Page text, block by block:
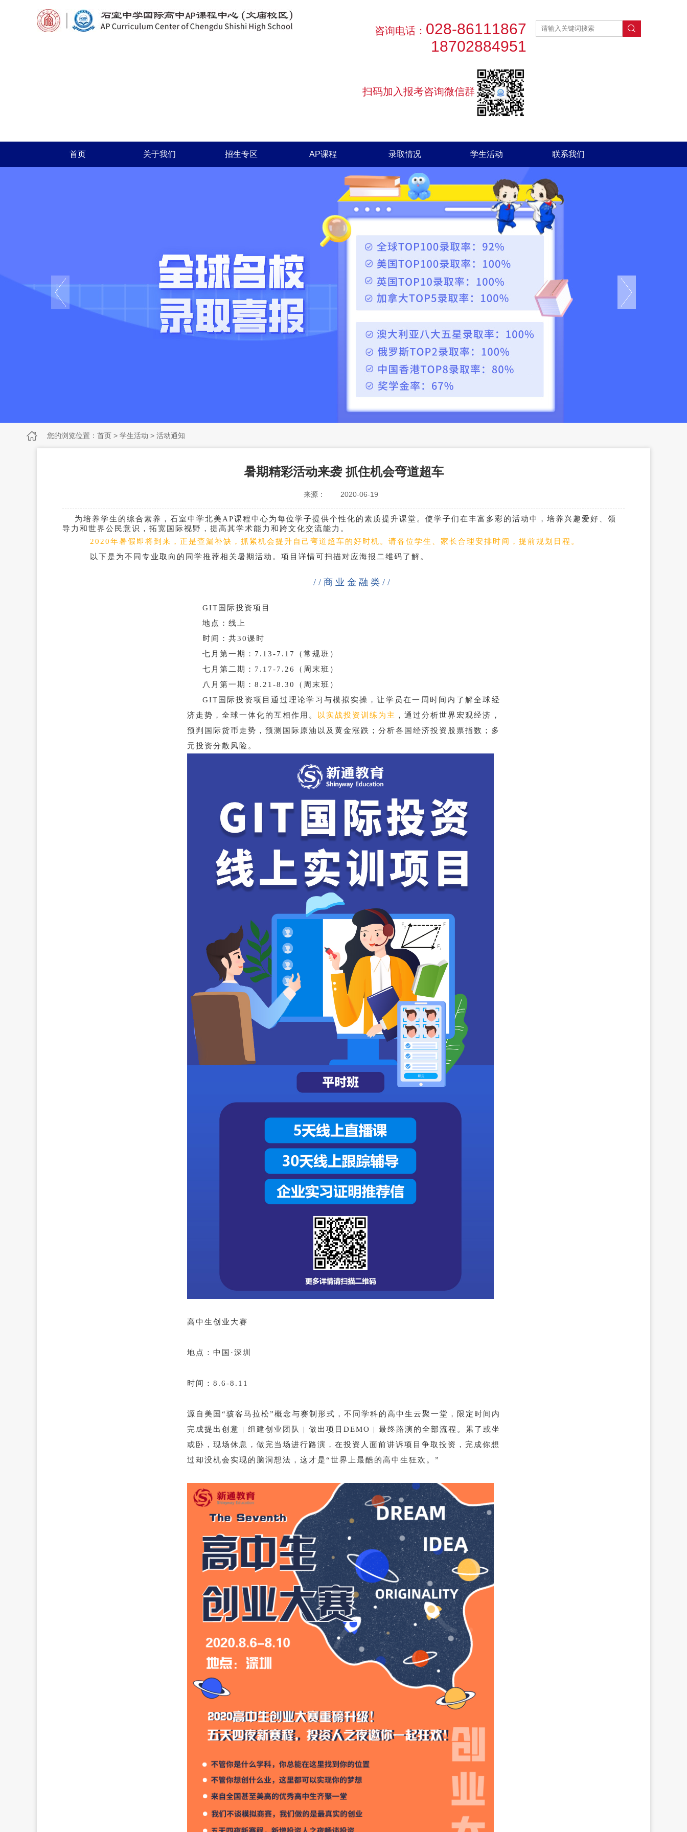
咨询电话： 028-86111867
18702884951
扫码加入报考咨询微信群
首页 关于我们 招生专区 AP课程 录取情况 学生活动 联系我们
您的浏览位置： 首页 > 学生活动 > 活动通知
暑期精彩活动来袭 抓住机会弯道超车
来源： 2020-06-19
为培养学生的综合素养，石室中学北美AP课程中心为每位学子提供个性化的素质提升课堂。使学子们在丰富多彩的活动中，培养兴趣爱好、领
导力和世界公民意识，拓宽国际视野，提高其学术能力和跨文化交流能力。
2020年暑假即将到来，正是查漏补缺，抓紧机会提升自己弯道超车的好时机。请各位学生、家长合理安排时间，提前规划日程。
以下是为不同专业取向的同学推荐相关暑期活动。项目详情可扫描对应海报二维码了解。
//商业金融类//
GIT国际投资项目
地点：线上
时间：共30课时
七月第一期：7.13-7.17（常规班）
七月第二期：7.17-7.26（周末班）
八月第一期：8.21-8.30（周末班）
GIT国际投资项目通过理论学习与模拟实操，让学员在一周时间内了解全球经
济走势，全球一体化的互相作用。
以实战投资训练为主 ，通过分析世界宏观经济，
预判国际货币走势，预测国际原油以及黄金涨跌；分析各国经济投资股票指数；多
元投资分散风险。
高中生创业大赛
地点：中国·深圳
时间：8.6-8.11
源自美国“骇客马拉松”概念与赛制形式，不同学科的高中生云聚一堂，限定时间内
完成提出创意 | 组建创业团队 | 做出项目DEMO | 最终路演的全部流程。累了或坐
或卧，现场休息，做完当场进行路演，在投资人面前讲诉项目争取投资，完成你想
过却没机会实现的脑洞想法，这才是“世界上最酷的高中生狂欢。”